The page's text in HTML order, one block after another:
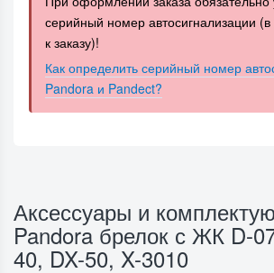
серийный номер автосигнализации
к заказу)!
Как определить серийный номер
Pandora и Pandect?
Аксессуары и
Pandora брелок с ЖК D-
40, DX-50, X-3010